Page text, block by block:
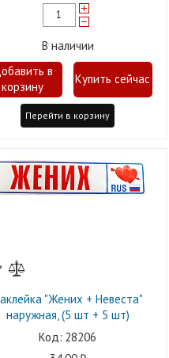
В наличии
Перейти в корзину
"Жених + Невеста"
наружная, (5 шт + 5 шт)
28206